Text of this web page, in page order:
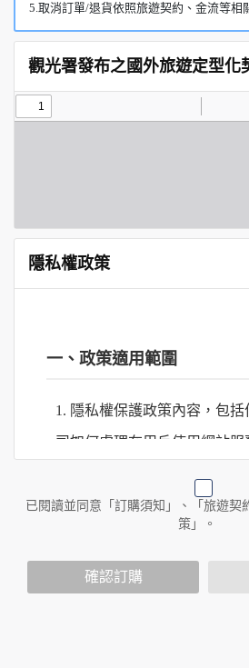
5.取消訂單/退貨依照旅遊契約、金流等相
觀光署發布之國外旅遊定型化
隱私權政策
一、政策適用範圍
1. 隱私權保護政策內容，包
司如何處理在用戶使用網站服
份識別資料。
以外的公司 or 網站群，與非
已閱讀並同意「訂購須知」、「旅遊契
策」。
確認訂購